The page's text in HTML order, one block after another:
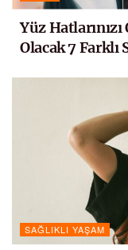
Yüz Hatlarınızı
Olacak 7 Farklı
SAĞLIKLI YAŞAM